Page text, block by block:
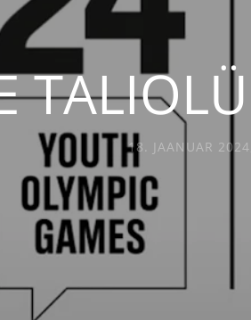
18. JAANUAR 2024